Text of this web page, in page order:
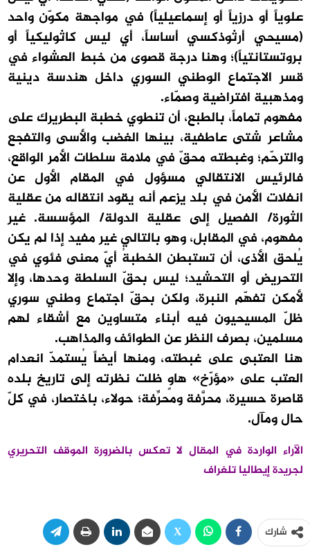
علوياً أو درزياً أو إسماعيلياً) في مواجهة مكوّن واحد
(مسيحي أرثوذكسي أساساً، أي ليس كاثوليكياً أو
بروتستانتياً)؛ وهنا درجة قصوى من خبط العشواء في
قسر الاجتماع الوطني السوري داخل هندسة دينية
ومذهبية افتراضية وصمّاء.
مفهوم تماماً، بالطبع، أن تنطوي خطبة البطريرك على
مشاعر شتى عاطفية، بينها الغضب والأسى والتفجع
والترحّم؛ وغبطته محقّ في ملامة سلطات الأمر الواقع،
فالرئيس الانتقالي مسؤول في المقام الأول عن
انفلات الأمن في بلد يزعم أنه يقود انتقاله من عقلية
الثورة/ الفصيل إلى عقلية الدولة/ المؤسسة. غير
مفهوم، في المقابل، وهو بالتالي غير مفيد إذا لم يكن
يُلحق الأذى، أن تستبطن الخطبةُ أيّ معنى فئوي في
التحريض أو التحشيد؛ ليس بحقّ السلطة وحدها، وإلا
لأمكن تفهّم النبرة، ولكن بحقّ اجتماع وطني سوري
ظلّ المسيحيون فيه أبناء متساوين مع أشقاء لهم
مسلمين، بصرف النظر عن الطوائف والمذاهب.
هنا العتبى على غبطته، ومنها أيضاً يُستمدّ انعدام
العتب على «مؤرّخ» هاوٍ ظلت نظرته إلى تاريخ بلده
قاصرة حسيرة، محرَّفة ومحرِّفة؛ حولاء، باختصار، في كلّ
حال ومآل.
الآراء الواردة في المقال لا تعكس بالضرورة الموقف التحريري
لجريدة إيطاليا تلغراف
شارك